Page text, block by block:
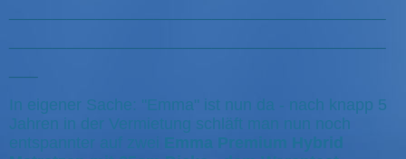
In eigener Sache: "Emma" ist nun da - nach knapp 5
Jahren in der Vermietung schläft man nun noch
entspannter auf zwei
Emma Premium Hybrid